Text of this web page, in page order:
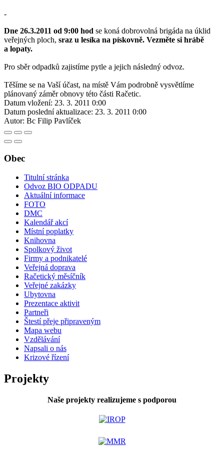
-
Dne 26.3.2011 od 9:00 hod se koná dobrovolná brigáda na úklid
veřejných ploch, sraz u lesíka na pískovně. Vezměte si hrábě
a lopaty.
Pro sběr odpadků zajistíme pytle a jejich následný odvoz.
Těšíme se na Vaší účast, na místě Vám podrobně vysvětlíme
plánovaný záměr obnovy této části Račetic.
Datum vložení: 23. 3. 2011 0:00
Datum poslední aktualizace: 23. 3. 2011 0:00
Autor: Bc Filip Pavlíček
Obec
Titulní stránka
Odvoz BIO ODPADU
Aktuální informace
FOTO
DMC
Kalendář akcí
Místní poplatky
Knihovna
Spolkový život
Firmy a podnikatelé
Veřejná doprava
Račetický měsíčník
Veřejné zakázky
Ubytovna
Prezentace aktivit
Partneři
Štestí přeje připraveným
Mapa webu
Vzdělávání
Napsali o nás
Krizové řízení
Projekty
Naše projekty realizujeme s podporou